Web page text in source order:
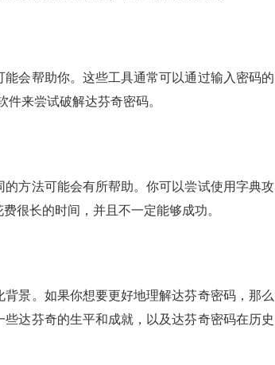
会帮助你。这些工具通常可以通过输入密码的
件来尝试破解达芬奇密码。
方法可能会有所帮助。你可以尝试使用字典攻
很长的时间，并且不一定能够成功。
景。如果你想要更好地理解达芬奇密码，那么
达芬奇的生平和成就，以及达芬奇密码在历史